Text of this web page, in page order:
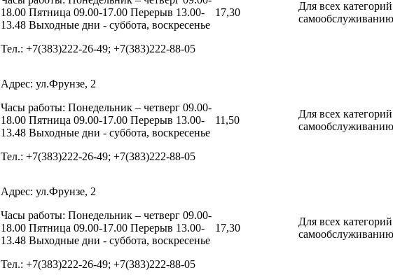
18.00 Пятница 09.00-17.00 Перерыв 13.00-
13.48 Выходные дни - суббота, воскресенье
Тел.: +7(383)222-26-49; +7(383)222-88-05
17,30
Для всех
Адрес: ул.Фрунзе, 2
Часы работы: Понедельник – четверг 09.00-
18.00 Пятница 09.00-17.00 Перерыв 13.00-
13.48 Выходные дни - суббота, воскресенье
Тел.: +7(383)222-26-49; +7(383)222-88-05
11,50
Для всех
Адрес: ул.Фрунзе, 2
Часы работы: Понедельник – четверг 09.00-
18.00 Пятница 09.00-17.00 Перерыв 13.00-
13.48 Выходные дни - суббота, воскресенье
Тел.: +7(383)222-26-49; +7(383)222-88-05
17,30
Для всех